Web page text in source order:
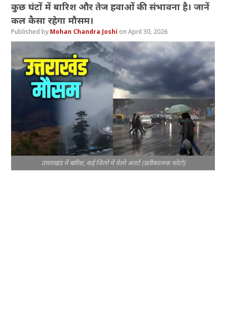
कुछ घंटों में बारिश और तेज हवाओं की संभावना है। जानें
कल कैसा रहेगा मौसम।
Mohan Chandra Joshi April 30, 2026
उत्तराखंड में बारिश, कई जिलों में येलो अलर्ट (प्रतीकात्मक फोटो)